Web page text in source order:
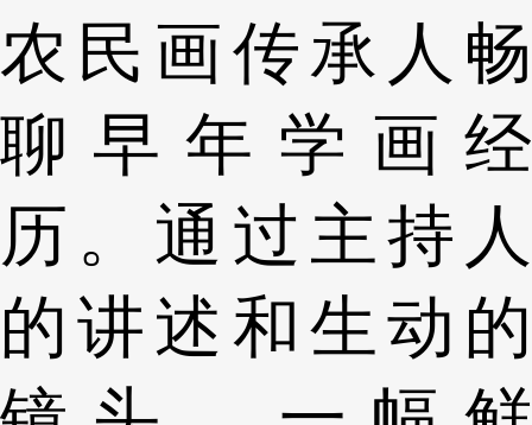
农民画传承人畅
聊早年学画经
历。通过主持人
的讲述和生动的